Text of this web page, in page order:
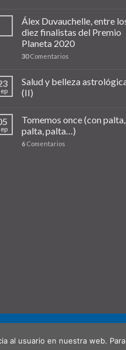
Álex Duvauchelle, entre
diez finalistas del Premio
Planeta 2020
30Comentarios
Salud y belleza
(II)
Tomemos once (con palta,
palta, palta…)
6 Comentarios
al usuario en nuestra web.